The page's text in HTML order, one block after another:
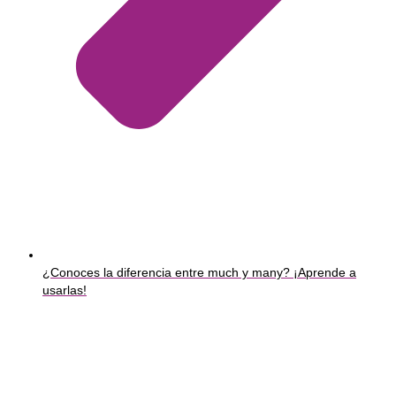
¿Conoces la diferencia entre much y many? ¡Aprende a
usarlas!